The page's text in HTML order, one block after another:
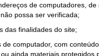
de computadores,
possa ser verificada;
das finalidades do site;
computador, com
ainda materiais protegidos